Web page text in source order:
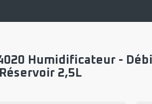
Humidificateur -
Réservoir 2,5L